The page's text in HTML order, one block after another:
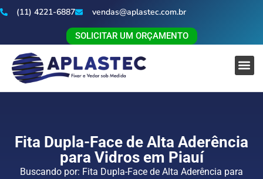
(11) 4221-6887 vendas@aplastec.com.br
SOLICITAR UM ORÇAMENTO
Fita Dupla-Face de Alta Aderência
para Vidros em Piauí
Buscando por: Fita Dupla-Face de Alta Aderência para